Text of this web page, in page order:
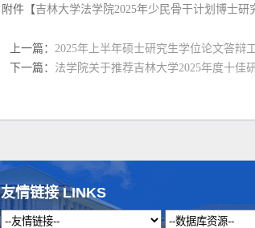
附件【吉林大学法学院2025年少民骨干计划博士研
上一篇： 2025年上半年硕士研究生学位论文答辩
下一篇： 法学院关于推荐吉林大学2025年度十佳
友情链接 LINKS